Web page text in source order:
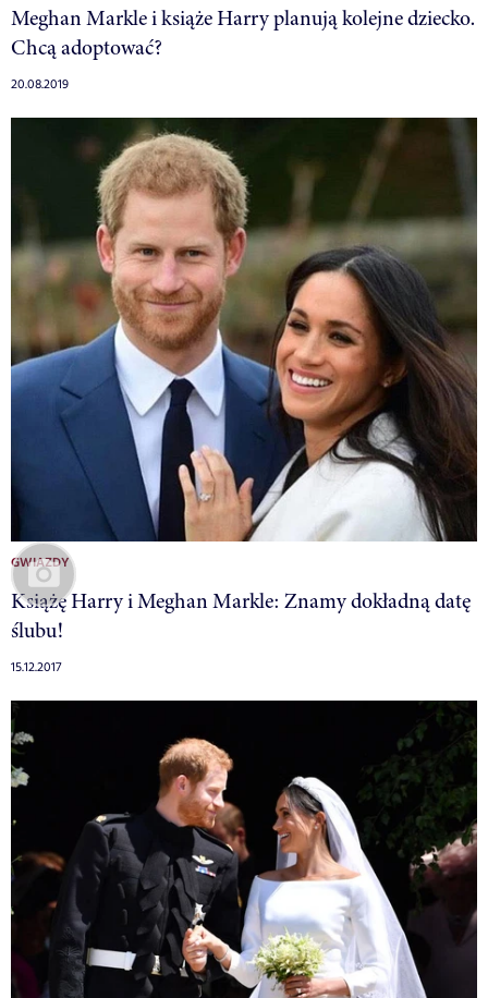
Meghan Markle i książe Harry planują kolejne dziecko.
Chcą adoptować?
20.08.2019
GWIAZDY
Książę Harry i Meghan Markle: Znamy dokładną datę
ślubu!
15.12.2017